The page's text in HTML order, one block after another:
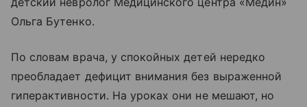
Ольга Бутенко.
По словам врача, у спокойных детей нередко
преобладает дефицит внимания без выраженной
гиперактивности. На уроках они не мешают, но